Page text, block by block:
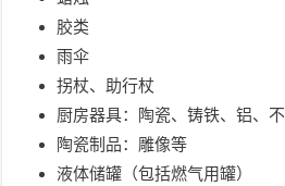
胶类
雨伞
拐杖、助行杖
厨房器具：陶瓷、铸铁、铝、
陶瓷制品：雕像等
液体储罐（包括燃气用罐）